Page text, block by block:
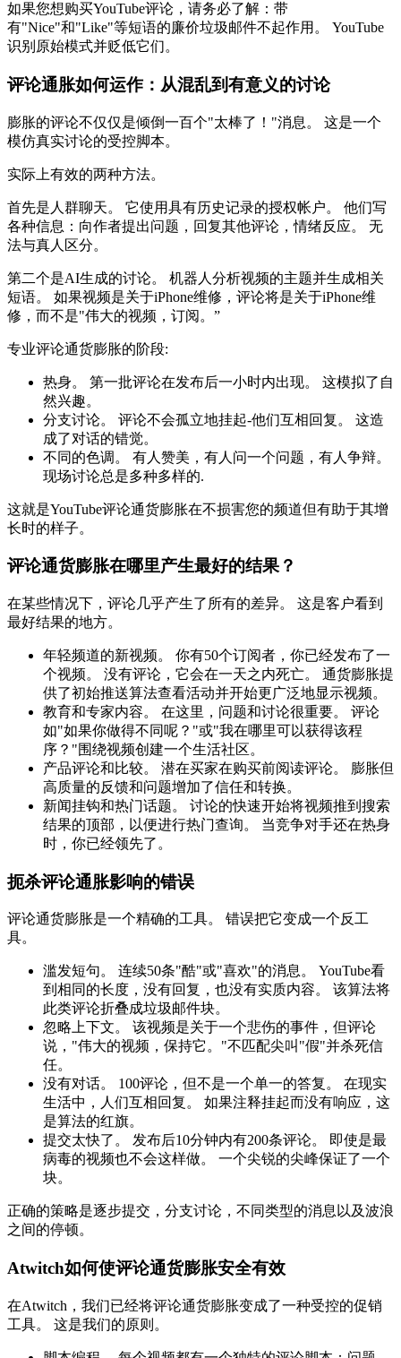
如果您想购买YouTube评论，请务必了解：带
有"Nice"和"Like"等短语的廉价垃圾邮件不起作用。 YouTube
识别原始模式并贬低它们。
评论通胀如何运作：从混乱到有意义的讨论
膨胀的评论不仅仅是倾倒一百个"太棒了！"消息。 这是一个
模仿真实讨论的受控脚本。
实际上有效的两种方法。
首先是人群聊天。 它使用具有历史记录的授权帐户。 他们写
各种信息：向作者提出问题，回复其他评论，情绪反应。 无
法与真人区分。
第二个是AI生成的讨论。 机器人分析视频的主题并生成相关
短语。 如果视频是关于iPhone维修，评论将是关于iPhone维
修，而不是"伟大的视频，订阅。”
专业评论通货膨胀的阶段:
热身。 第一批评论在发布后一小时内出现。 这模拟了自
然兴趣。
分支讨论。 评论不会孤立地挂起-他们互相回复。 这造
成了对话的错觉。
不同的色调。 有人赞美，有人问一个问题，有人争辩。
现场讨论总是多种多样的.
这就是YouTube评论通货膨胀在不损害您的频道但有助于其增
长时的样子。
评论通货膨胀在哪里产生最好的结果？
在某些情况下，评论几乎产生了所有的差异。 这是客户看到
最好结果的地方。
年轻频道的新视频。 你有50个订阅者，你已经发布了一
个视频。 没有评论，它会在一天之内死亡。 通货膨胀提
供了初始推送算法查看活动并开始更广泛地显示视频。
教育和专家内容。 在这里，问题和讨论很重要。 评论
如"如果你做得不同呢？"或"我在哪里可以获得该程
序？"围绕视频创建一个生活社区。
产品评论和比较。 潜在买家在购买前阅读评论。 膨胀但
高质量的反馈和问题增加了信任和转换。
新闻挂钩和热门话题。 讨论的快速开始将视频推到搜索
结果的顶部，以便进行热门查询。 当竞争对手还在热身
时，你已经领先了。
扼杀评论通胀影响的错误
评论通货膨胀是一个精确的工具。 错误把它变成一个反工
具。
滥发短句。 连续50条"酷"或"喜欢"的消息。 YouTube看
到相同的长度，没有回复，也没有实质内容。 该算法将
此类评论折叠成垃圾邮件块。
忽略上下文。 该视频是关于一个悲伤的事件，但评论
说，"伟大的视频，保持它。"不匹配尖叫"假"并杀死信
任。
没有对话。 100评论，但不是一个单一的答复。 在现实
生活中，人们互相回复。 如果注释挂起而没有响应，这
是算法的红旗。
提交太快了。 发布后10分钟内有200条评论。 即使是最
病毒的视频也不会这样做。 一个尖锐的尖峰保证了一个
块。
正确的策略是逐步提交，分支讨论，不同类型的消息以及波浪
之间的停顿。
Atwitch如何使评论通货膨胀安全有效
在Atwitch，我们已经将评论通货膨胀变成了一种受控的促销
工具。 这是我们的原则。